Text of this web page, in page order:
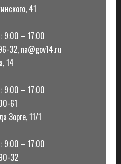
41
9:00 – 17:00
32, na@gov14.ru
14
9:00 – 17:00
61
Зорге, 11/1
9:00 – 17:00
32